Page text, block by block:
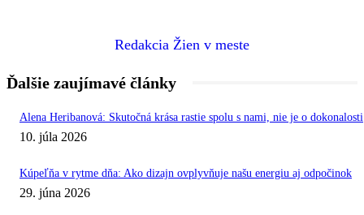
Redakcia Žien v meste
Ďalšie zaujímavé články
Alena Heribanová: Skutočná krása rastie spolu s nami, nie je o dokonalosti
10. júla 2026
Kúpeľňa v rytme dňa: Ako dizajn ovplyvňuje našu energiu aj odpočinok
29. júna 2026